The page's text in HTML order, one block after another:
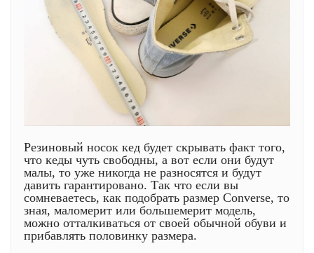
Резиновый носок кед будет скрывать факт того,
что кеды чуть свободны, а вот если они будут
малы, то уже никогда не разносятся и будут
давить гарантировано. Так что если вы
сомневаетесь, как подобрать размер Converse, то
зная, маломерит или большемерит модель,
можно отталкиваться от своей обычной обуви и
прибавлять половинку размера.